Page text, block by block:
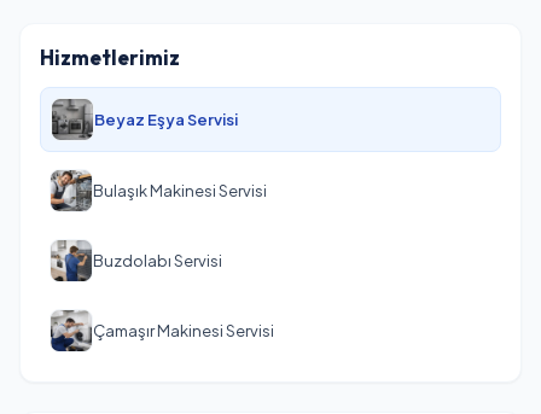
Hizmetlerimiz
Beyaz Eşya Servisi
Bulaşık Makinesi Servisi
Buzdolabı Servisi
Çamaşır Makinesi Servisi